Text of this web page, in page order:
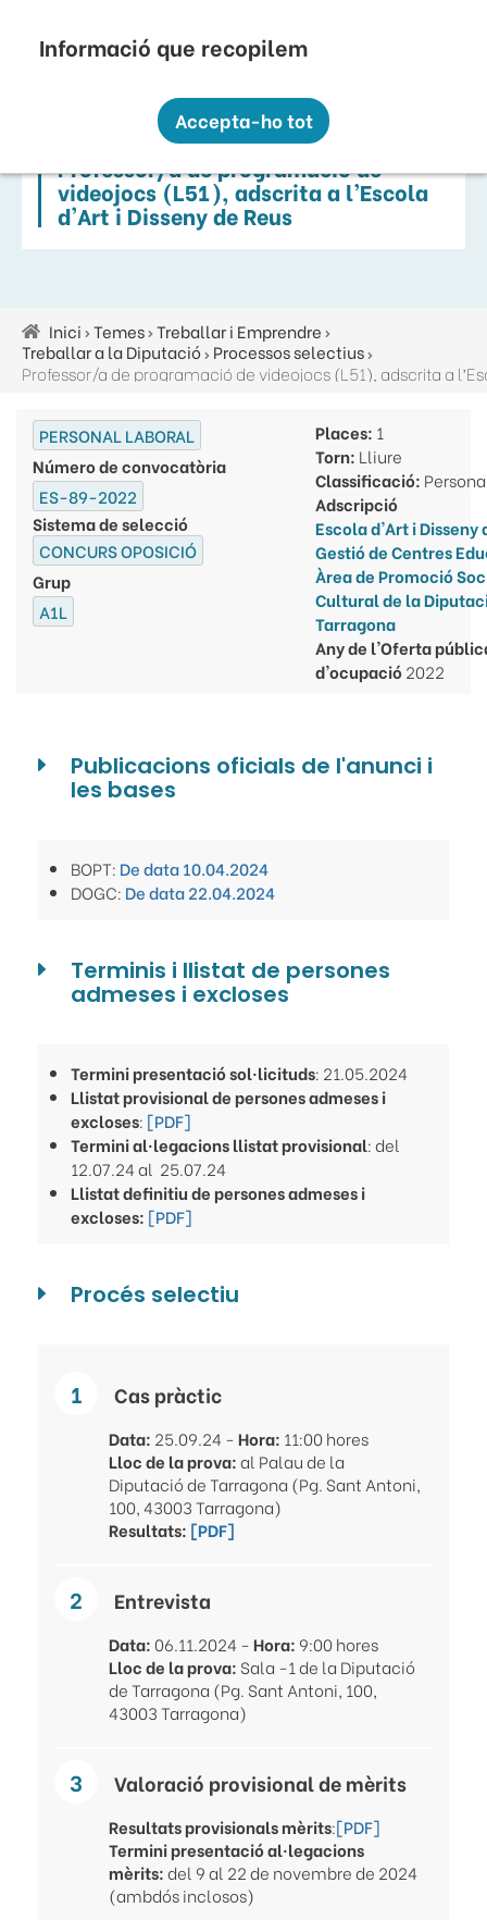
contingut
Professor/a de programació de
videojocs (L51), adscrita a l’Escola
d'Art i Disseny de Reus
d'ariadna
Inici Temes Treballar i Emprendre
Treballar a la Diputació Processos selectius
PERSONAL LABORAL
Número de convocatòria
ES-89-2022
Sistema de selecció
CONCURS OPOSICIÓ
Grup
A1L
Places: 1
Torn: Lliure
Classificació:
Adscripció
Escola d'Art i Disseny
Gestió de Centres
Àrea de Promoció
Cultural de la
Tarragona
Any de l'Oferta
d'ocupació2022
Publicacions oficials de l'anunci i
les bases
BOPT: De data 10.04.2024
DOGC: De data 22.04.2024
Terminis i llistat de persones
admeses i excloses
Termini presentació sol·licituds: 21.05.2024
Llistat provisional de persones admeses i
excloses: [PDF]
Termini al·legacions llistat provisional: del
12.07.24 al 25.07.24
Llistat definitiu de persones admeses i
excloses: [PDF]
Procés selectiu
Cas pràctic
Data: 25.09.24 -Hora: 11:00 hores
Lloc de la prova:al Palau de la
Diputació de Tarragona (Pg. Sant Antoni,
100, 43003 Tarragona)
Resultats: [PDF]
Entrevista
Data:06.11.2024 -Hora: 9:00 hores
Lloc de la prova: Sala -1 de la Diputació
de Tarragona (Pg. Sant Antoni, 100,
43003 Tarragona)
Valoració provisional de mèrits
Resultats provisionals mèrits:[PDF]
Termini presentació al·legacions
mèrits:del 9 al 22 de novembre de 2024
(ambdós inclosos)
personal amb les següents finalitats:
Funcionalitat, Analítica.
Més informació
Canviar preferències
Accepta-ho tot